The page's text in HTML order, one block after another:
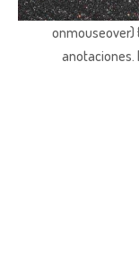
onmouseover)
anotaciones.